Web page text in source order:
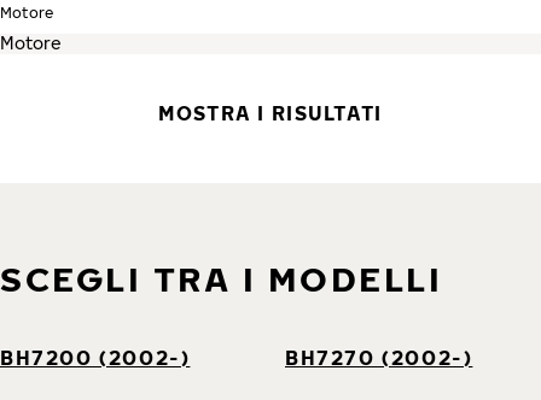
Motore
MOSTRA I RISULTATI
SCEGLI TRA I MODELLI
BH7200 (2002-) BH7270 (2002-)